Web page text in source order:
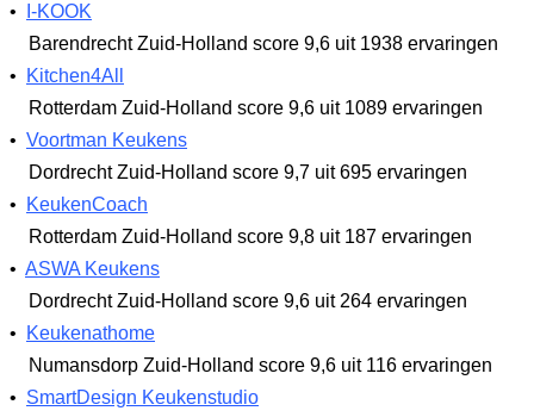
•
I-KOOK
Barendrecht Zuid-Holland score 9,6 uit 1938 ervaringen
•
Kitchen4All
Rotterdam Zuid-Holland score 9,6 uit 1089 ervaringen
• Voortman Keukens
Dordrecht Zuid-Holland score 9,7 uit 695 ervaringen
•
KeukenCoach
Rotterdam Zuid-Holland score 9,8 uit 187 ervaringen
• ASWA Keukens
Dordrecht Zuid-Holland score 9,6 uit 264 ervaringen
•
Keukenathome
Numansdorp Zuid-Holland score 9,6 uit 116 ervaringen
• SmartDesign Keukenstudio